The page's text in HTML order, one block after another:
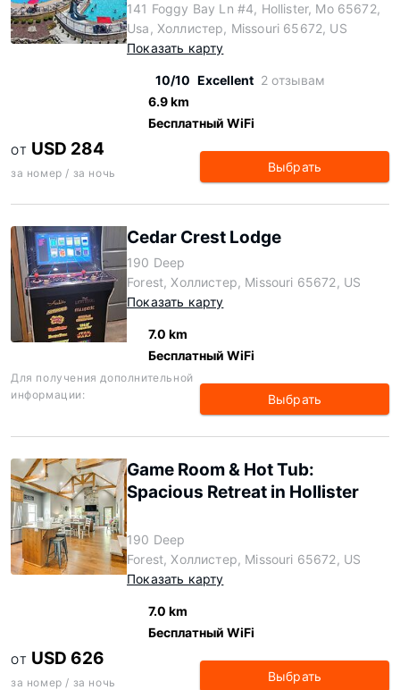
141 Foggy Bay Ln #4, Hollister, Mo 65672,
Usa, Холлистер, Missouri 65672, US
Показать карту
10/10 Excellent 2 отзывам
6.9 km
Бесплатный WiFi
ОТ USD 284
за номер / за ночь Выбрать
Cedar Crest Lodge
190 Deep
Forest, Холлистер, Missouri 65672, US
Показать карту
7.0 km
Бесплатный WiFi
Для получения дополнительной
информации:
Выбрать
Game Room & Hot Tub:
Spacious Retreat in Hollister
190 Deep
Forest, Холлистер, Missouri 65672, US
Показать карту
7.0 km
Бесплатный WiFi
ОТ USD 626
за номер / за ночь Выбрать